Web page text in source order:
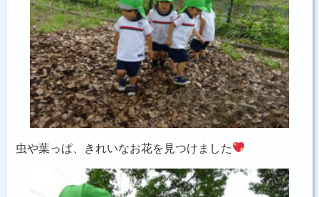
虫や葉っぱ、きれいなお花を見つけました